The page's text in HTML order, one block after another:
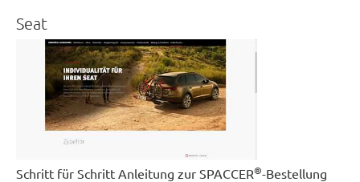
Seat
Schritt für Schritt Anleitung zur SPACCER®-Bestellung